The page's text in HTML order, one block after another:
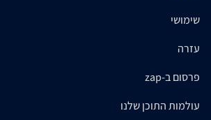
שימושי
עזרה
פרסום ב-zap
עולמות התוכן שלנו